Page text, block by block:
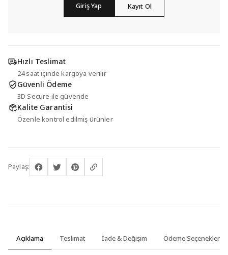
Giriş Yap Kayıt Ol
Hızlı Teslimat
24 saat içinde kargoya verilir
Güvenli Ödeme
3D Secure ile güvende
Kalite Garantisi
Özenle kontrol edilmiş ürünler
Paylaş:
Açıklama Teslimat İade & Değişim Ödeme Seçenekleri